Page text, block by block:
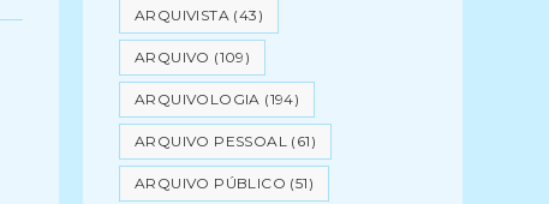
ARQUIVISTA (43)
ARQUIVO (109)
ARQUIVOLOGIA (194)
ARQUIVO PESSOAL (61)
ARQUIVO PÚBLICO (51)